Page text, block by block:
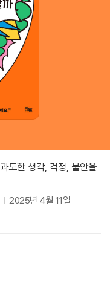
과도한 생각, 걱정, 불안을
2025년 4월 11일